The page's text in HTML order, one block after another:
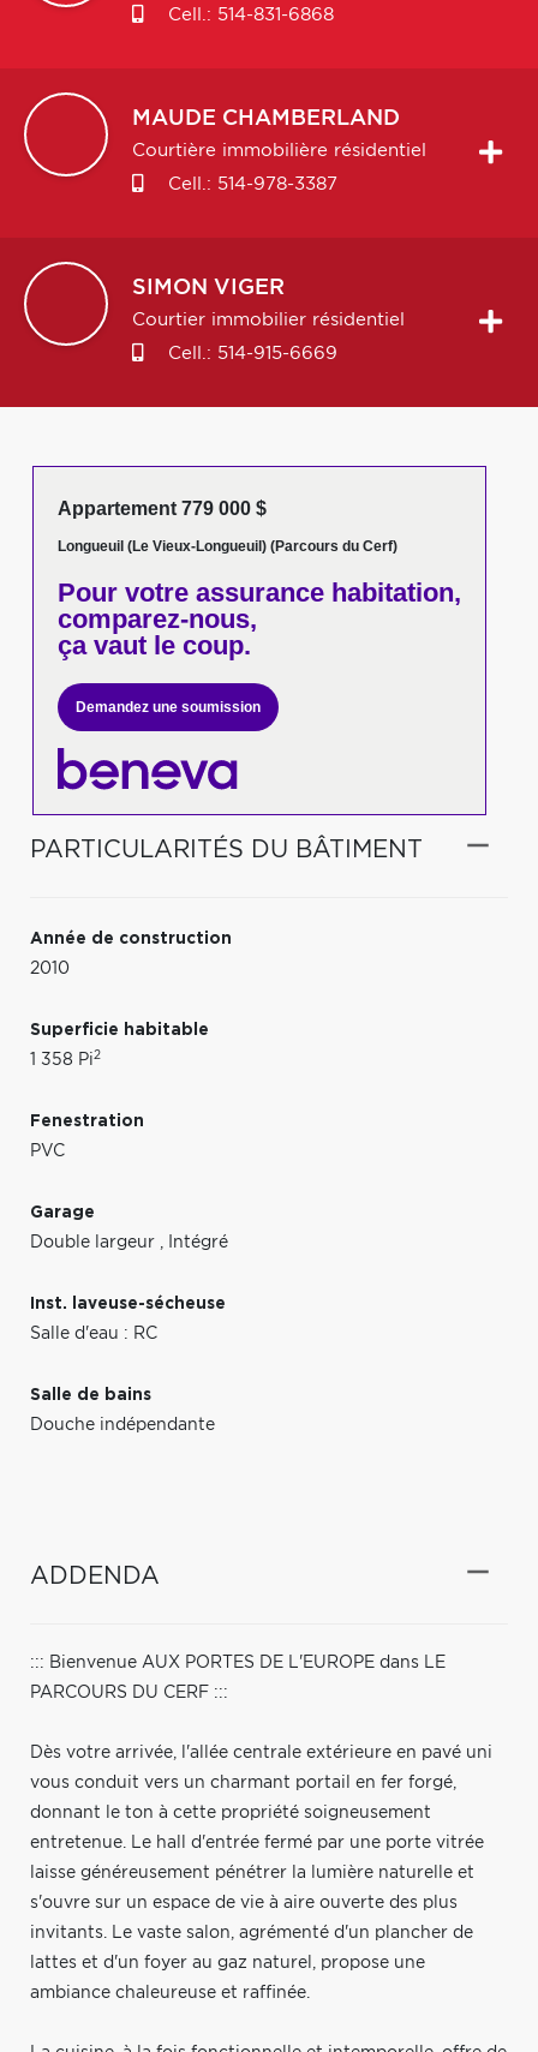
Cell.: 514-831-6868
MAUDE CHAMBERLAND
Courtière immobilière résidentiel
Cell.: 514-978-3387
SIMON VIGER
Courtier immobilier résidentiel
Cell.: 514-915-6669
Appartement 779 000 $
Longueuil (Le Vieux-Longueuil) (Parcours du Cerf)
Pour votreassurance habitation,
comparez-nous,
ça vaut le coup.
Demandez une soumission
PARTICULARITÉS DU BÂTIMENT
Année de construction
2010
Superficie habitable
1 358 Pi2
Fenestration
PVC
Garage
Double largeur , Intégré
Inst. laveuse-sécheuse
Salle d'eau : RC
Salle de bains
Douche indépendante
ADDENDA
::: Bienvenue AUX PORTES DE L'EUROPE dans LE
PARCOURS DU CERF :::
Dès votre arrivée, l'allée centrale extérieure en pavé uni
vous conduit vers un charmant portail en fer forgé,
donnant le ton à cette propriété soigneusement
entretenue. Le hall d'entrée fermé par une porte vitrée
laisse généreusement pénétrer la lumière naturelle et
s'ouvre sur un espace de vie à aire ouverte des plus
invitants. Le vaste salon, agrémenté d'un plancher de
lattes et d'un foyer au gaz naturel, propose une
ambiance chaleureuse et raffinée.